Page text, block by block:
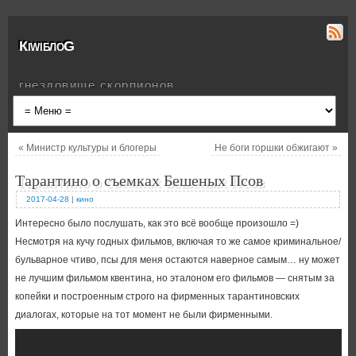
КiwiблоG
гнездовище скорпионов
« Министр культуры и блогеры Не боги горшки обжигают»
Тарантино о съемках Бешеных Псов
2017-04-28 | кино
Интересно было послушать, как это всё вообще произошло =)
Несмотря на кучу годных фильмов, включая то же самое криминальное/
бульварное чтиво, псы для меня остаются наверное самым… ну может
не лучшим фильмом квентина, но эталоном его фильмов — снятым за
копейки и построенным строго на фирменных тарантиновских
диалогах, которые на тот момент не были фирменными.